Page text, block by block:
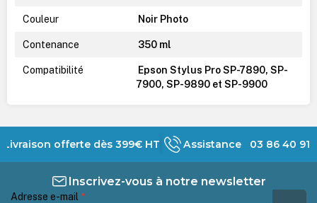
Couleur Noir Photo
Contenance 350 ml
Compatibilité
Epson Stylus Pro SP-7890, SP-
7900, SP-9890 et SP-9900
Livraison offerte dès 399€ HT Assistance 03 86 40 91
Inscrivez-vous à notre newsletter
Adresse e-mail *